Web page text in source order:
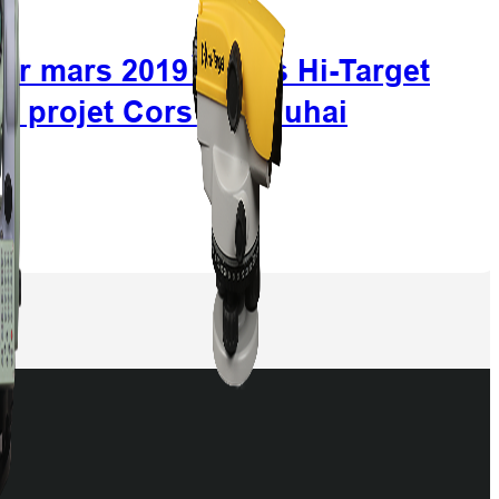
mars 2019】Cors Hi-Target
projet Cors de Zhuhai